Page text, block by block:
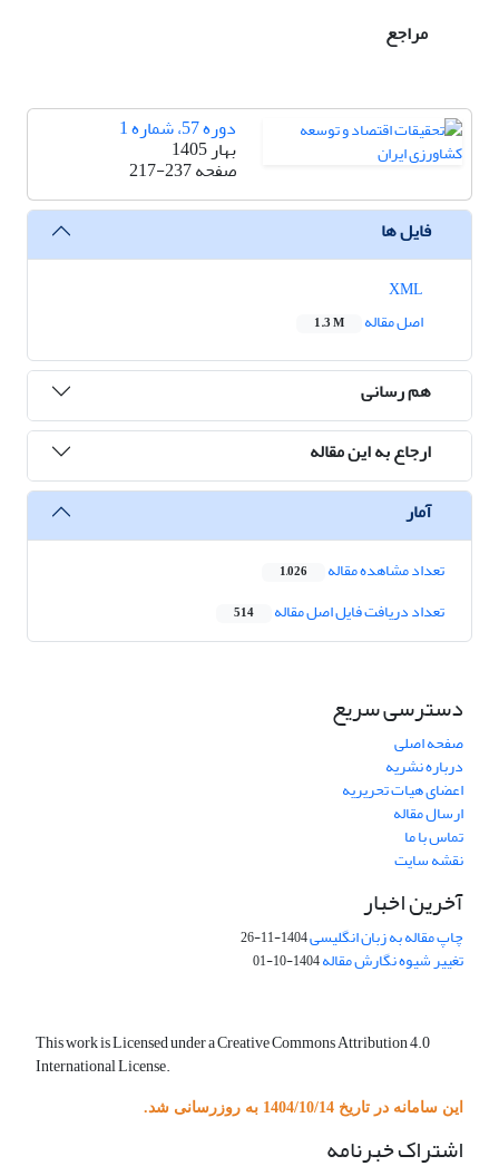
مراجع
دوره 57، شماره 1
بهار 1405
صفحه217-237
فایل ها
اصل مقاله
1.3 M
هم رسانی
ارجاع به این مقاله
آمار
تعداد مشاهده مقاله 1,026
تعداد دریافت فایل اصل مقاله 514
دسترسی سریع
صفحه اصلی
درباره نشریه
اعضای هیات تحریریه
ارسال مقاله
تماس با ما
نقشه سایت
آخرین اخبار
چاپ مقاله به زبان انگلیسی1404-11-26
تغییر شیوه نگارش مقاله1404-10-01
This work is Licensed under a Creative Commons Attribution 4.0
International License.
این سامانه در تاریخ 1404/10/14 به روزرسانی شد.
اشتراک خبرنامه